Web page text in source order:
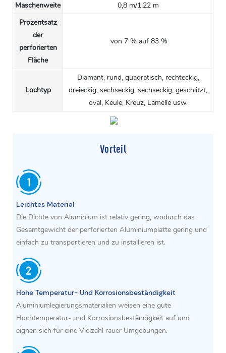
Maschenweite
0,8 m/1,22 m
Prozentsatz
der
perforierten
Fläche
von 7 % auf 83 %
Lochtyp
Diamant, rund, quadratisch, rechteckig,
dreieckig, sechseckig, sechseckig, geschlitzt,
oval, Keule, Kreuz, Lamelle usw.
Vorteil
Leichtes Material
Die Dichte von Aluminium ist relativ gering, wodurch das
Gesamtgewicht der perforierten Aluminiumplatte gering und
einfach zu transportieren und zu installieren ist.
Hohe Temperatur- Und Korrosionsbeständigkeit
Aluminiumlegierungsmaterialien weisen eine gute
Hochtemperatur- und Korrosionsbeständigkeit auf und
eignen sich für eine Vielzahl rauer Umgebungen.